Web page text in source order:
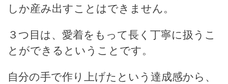
しか産み出すことはできません。
３つ目は、愛着をもって長く丁寧に扱うこ
とができるということです。
自分の手で作り上げたという達成感から、